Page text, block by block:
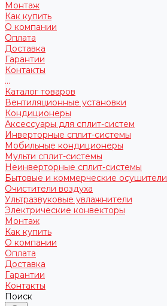
Монтаж
Как купить
О компании
Оплата
Доставка
Гарантии
Контакты
...
Каталог товаров
Вентиляционные установки
Кондиционеры
Аксессуары для сплит-систем
Инверторные сплит-системы
Мобильные кондиционеры
Мульти сплит-системы
Неинверторные сплит-системы
Бытовые и коммерческие осушители
Очистители воздуха
Ультразвуковые увлажнители
Электрические конвекторы
Монтаж
Как купить
О компании
Оплата
Доставка
Гарантии
Контакты
Поиск